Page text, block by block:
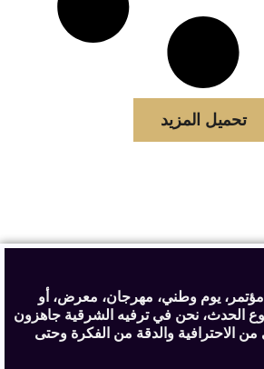
تحميل المزيد
يوم وطني، مهرجان، معرض، أو
الحدث، نحن في ترفيه الشرقية جاهزون
الاحترافية والدقة من الفكرة وحتى